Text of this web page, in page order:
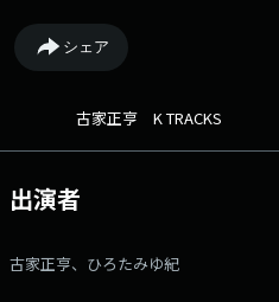
ジはこちら twitterハッシュタグは
「@furuya_ktracks」
シェア
古家正亨 K TRACKS
出演者
古家正亨、ひろたみゆ紀